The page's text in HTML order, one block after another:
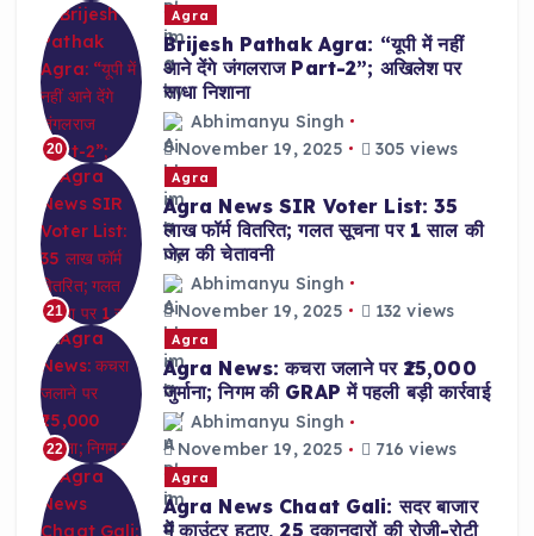
20
Agra
Brijesh Pathak Agra: “यूपी में नहीं
आने देंगे जंगलराज Part-2”; अखिलेश पर
साधा निशाना
Abhimanyu Singh
November 19, 2025
305 views
21
Agra
Agra News SIR Voter List: 35
लाख फॉर्म वितरित; गलत सूचना पर 1 साल की
जेल की चेतावनी
Abhimanyu Singh
November 19, 2025
132 views
22
Agra
Agra News: कचरा जलाने पर ₹25,000
जुर्माना; निगम की GRAP में पहली बड़ी कार्रवाई
Abhimanyu Singh
November 19, 2025
716 views
Agra
Agra News Chaat Gali: सदर बाजार
में काउंटर हटाए, 25 दुकानदारों की रोजी-रोटी